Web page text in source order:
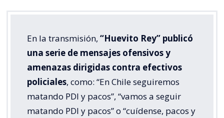
En la transmisión, “Huevito Rey” publicó
una serie de mensajes ofensivos y
amenazas dirigidas contra efectivos
policiales, como: “En Chile seguiremos
matando PDI y pacos”, “vamos a seguir
matando PDI y pacos” o “cuídense, pacos y